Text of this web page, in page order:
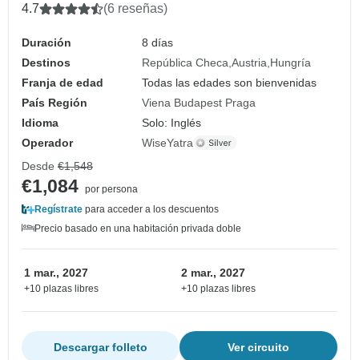
4.7 (6 reseñas)
Duración
8 días
Destinos
República Checa Austria Hungría
Franja de edad
Todas las edades son bienvenidas
País Región
Viena Budapest Praga
Idioma
Solo: Inglés
Operador
WiseYatra
Desde €1,548
€1,084 por persona
Regístrate para acceder a los descuentos
Precio basado en una habitación privada doble
1 mar., 2027
+10 plazas libres
2 mar., 2027
+10 plazas libres
Ver circuito
Descargar folleto